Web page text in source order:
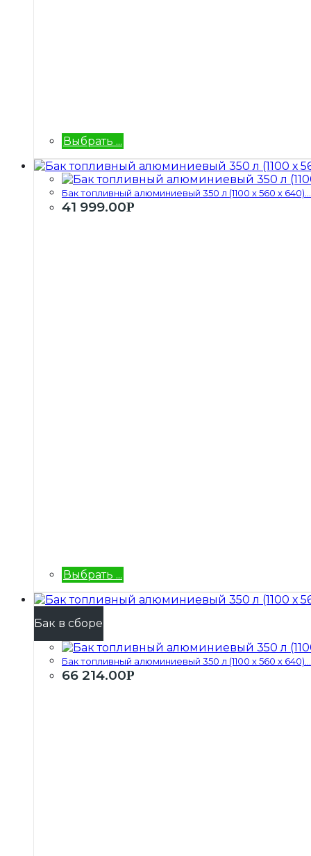
Выбрать ...
Бак топливный алюминиевый 350 л (1100 х 560 х 640)...
41 999.00Р
Выбрать ...
Бак в сборе
Бак топливный алюминиевый 350 л (1100 х 560 х 640)...
66 214.00Р